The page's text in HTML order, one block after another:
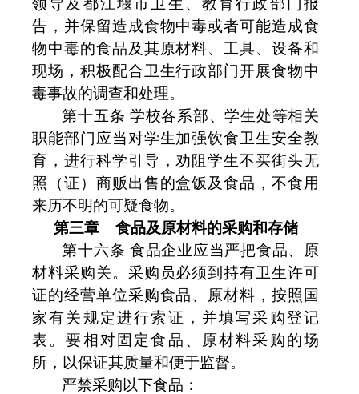
告，并保留造成食物中毒或者可能造成食
物中毒的食品及其原材料、工具、设备和
现场，积极配合卫生行政部门开展食物中
毒事故的调查和处理。
第十五条 学校各系部、学生处等相关
职能部门应当对学生加强饮食卫生安全教
育，进行科学引导，劝阻学生不买街头无
照（证）商贩出售的盒饭及食品，不食用
来历不明的可疑食物。
第三章
食品及原材料的采购和存储
第十六条 食品企业应当严把食品、原
材料采购关。采购员必须到持有卫生许可
证的经营单位采购食品、原材料，按照国
家有关规定进行索证，并填写采购登记
表。要相对固定食品、原材料采购的场
所，以保证其质量和便于监督。
严禁采购以下食品：